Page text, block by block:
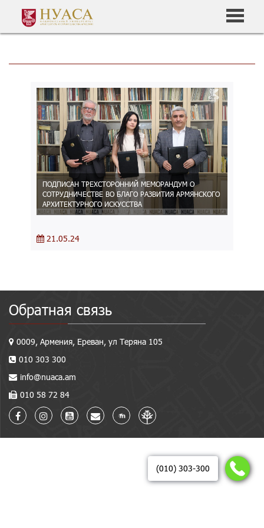
(010) 303-300
ПОДПИСАН ТРЕХСТОРОННИЙ МЕМОРАНДУМ О
СОТРУДНИЧЕСТВЕ ВО БЛАГО РАЗВИТИЯ АРМЯНСКОГО
АРХИТЕКТУРНОГО ИСКУССТВА
21.05.24
Обратная связь
0009, Армения, Ереван, ул Теряна 105
010 303 300
info@nuaca.am
010 58 72 84